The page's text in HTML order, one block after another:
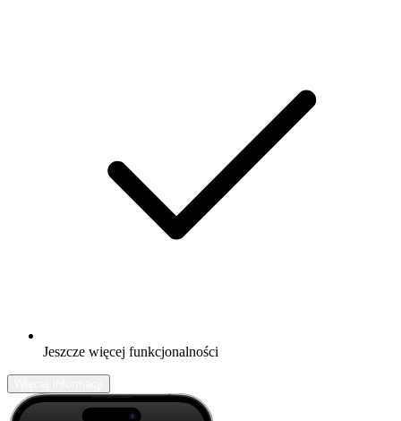
Jeszcze więcej funkcjonalności